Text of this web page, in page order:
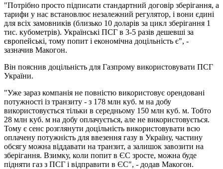
"Потрібно просто підписати стандартний договір зберігання, а
тарифи у нас встановлює незалежний регулятор, і вони єдині
для всіх замовників (близько 10 доларів за цикл зберігання 1
тис. кубометрів). Українські ПСГ в 3-5 разів дешевші за
європейські, тому попит і економічна доцільність є", -
зазначив Макогон.
Він пояснив доцільність для Газпрому використовувати ПСГ
України.
"Уже зараз компанія не повністю використовує орендовані
потужності із транзиту - з 178 млн куб. м на добу
використовується тільки в середньому 150 млн куб. м. Тобто
28 млн куб. м на добу оплачується, але не використовується.
Тому є сенс розглянути доцільність використовувати всю
оплачену потужність для ввезення газу в Україну, частину
обсягу можна віддавати на транзит, а залишок завозити на
зберігання. Взимку, коли попит в ЄС зросте, можна буде
підняти газ з ПСГ і відправити в ЄС", - додав Макогон.